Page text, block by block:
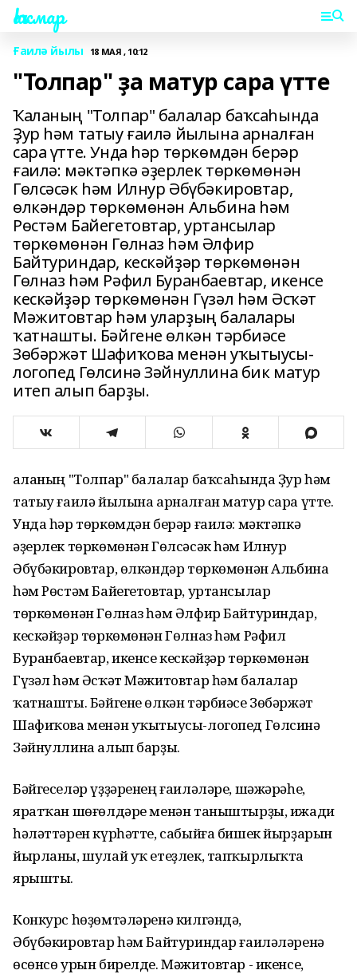
Һаҡмар
Ғаилә йылы 18 МАЯ , 10:12
"Толпар" ҙа матур сара үтте
Ҡаланың "Толпар" балалар баҡсаһында
Ҙур һәм татыу ғаилә йылына арналған
сара үтте. Унда һәр төркөмдән берәр
ғаилә: мәктәпкә әҙерлек төркөмөнән
Гөлсәсәк һәм Илнур Әбүбәкировтар,
өлкәндәр төркөмөнән Альбина һәм
Рөстәм Байегетовтар, уртансылар
төркөмөнән Гөлназ һәм Әлфир
Байтуриндар, кескәйҙәр төркөмөнән
Гөлназ һәм Рәфил Буранбаевтар, икенсе
кескәйҙәр төркөмөнән Гүзәл һәм Әсҡәт
Мәжитовтар һәм уларҙың балалары
ҡатнашты. Бәйгене өлкән тәрбиәсе
Зөбәржәт Шафиҡова менән уҡытыусы-
логопед Гөлсинә Зәйнуллина бик матур
итеп алып барҙы.
Ҡаланың "Толпар" балалар баҡсаһында Ҙур һәм
татыу ғаилә йылына арналған матур сара үтте.
Унда һәр төркөмдән берәр ғаилә: мәктәпкә
әҙерлек төркөмөнән Гөлсәсәк һәм Илнур
Әбүбәкировтар, өлкәндәр төркөмөнән Альбина
һәм Рөстәм Байегетовтар, уртансылар
төркөмөнән Гөлназ һәм Әлфир Байтуриндар,
кескәйҙәр төркөмөнән Гөлназ һәм Рәфил
Буранбаевтар, икенсе кескәйҙәр төркөмөнән
Гүзәл һәм Әсҡәт Мәжитовтар һәм балалар
ҡатнашты. Бәйгене өлкән тәрбиәсе Зөбәржәт
Шафиҡова менән уҡытыусы-логопед Гөлсинә
Зәйнуллина алып барҙы.
Бәйгеселәр үҙҙәренең ғаиләләре, шәжәрәһе,
яратҡан шөғөлдәре менән таныштырҙы, ижади
һәләттәрен күрһәтте, сабыйға бишек йырҙарын
йырланы, шулай уҡ етеҙлек, тапҡырлыҡта
ярышты.
Конкурс һөҙөмтәләренә килгәндә,
Әбүбәкировтар һәм Байтуриндар ғаиләләренә
өсөнсө урын бирелде. Мәжитовтар - икенсе,